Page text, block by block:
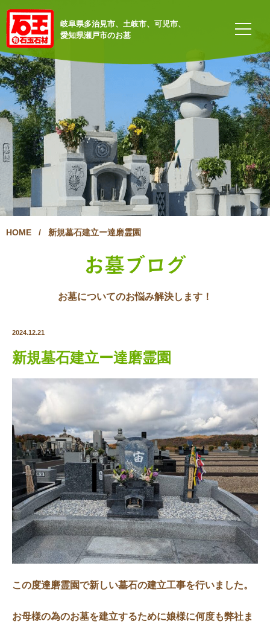
岐阜県多治見市、土岐市、可児市、
愛知県瀬戸市のお墓
HOME / 新規墓石建立ー達磨霊園
お墓ブログ
お墓についてのお悩み解決します！
2024.12.21
新規墓石建立ー達磨霊園
この度達磨霊園で新しい墓石の建立工事を行いました。
お母様の為のお墓を建立するために娘様に何度も弊社ま